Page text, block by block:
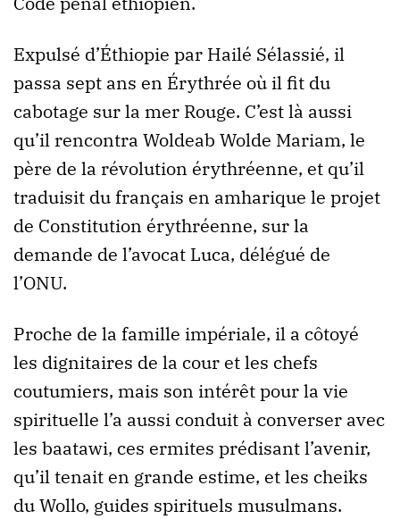
Expulsé d’Éthiopie par Hailé Sélassié, il
passa sept ans en Érythrée où il fit du
cabotage sur la mer Rouge. C’est là aussi
qu’il rencontra Woldeab Wolde Mariam, le
père de la révolution érythréenne, et qu’il
traduisit du français en amharique le projet
de Constitution érythréenne, sur la
demande de l’avocat Luca, délégué de
l’ONU.
Proche de la famille impériale, il a côtoyé
les dignitaires de la cour et les chefs
coutumiers, mais son intérêt pour la vie
spirituelle l’a aussi conduit à converser avec
les baatawi, ces ermites prédisant l’avenir,
qu’il tenait en grande estime, et les cheiks
du Wollo, guides spirituels musulmans.